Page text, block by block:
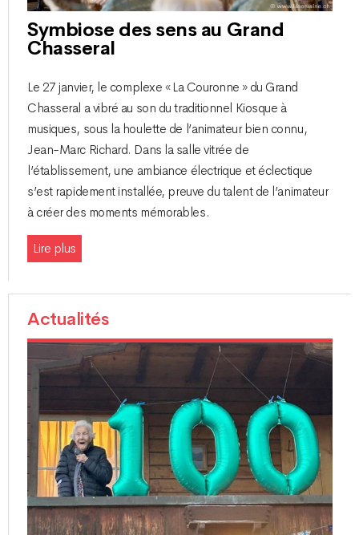
Symbiose des sens au Grand
Chasseral
Le 27 janvier, le complexe « La Couronne » du Grand
Chasseral a vibré au son du traditionnel Kiosque à
musiques, sous la houlette de l’animateur bien connu,
Jean-Marc Richard. Dans la salle vitrée de
l’établissement, une ambiance électrique et éclectique
s’est rapidement installée, preuve du talent de l’animateur
à créer des moments mémorables.
Lire plus
Actualités